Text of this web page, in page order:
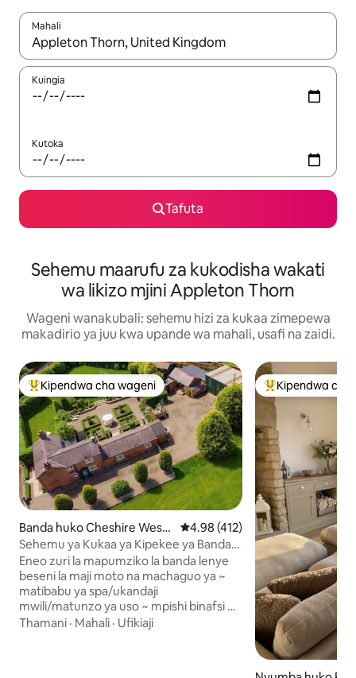
Mahali
Wakati matokeo yanapatikana, vinjari kwa kutumia vitufe vya
Kuingia
Kutoka
Tafuta
Sehemu maarufu za kukodisha wakati
wa likizo mjini Appleton Thorn
Wageni wanakubali: sehemu hizi za kukaa zimepewa
makadirio ya juu kwa upande wa mahali, usafi na zaidi.
Kipendwa maarufu cha wageni
Kipendwa cha wageni
Banda huko Cheshire West
and Chester
Ukadiriaji wa wastani wa 4.98
4.98 (412)
Sehemu ya Kukaa ya Kipekee ya Banda
Huduma za spa na mpishi katika eneo
hilo
Eneo zuri la mapumziko la banda lenye
beseni la maji moto na machaguo ya ~
matibabu ya spa/ukandaji
mwili/matunzo ya uso ~ mpishi binafsi ~
pilates, yoga, zumba Inafaa kwa
Thamani · Mahali · Ufikiaji
Kipendwa
Kipendwa cha